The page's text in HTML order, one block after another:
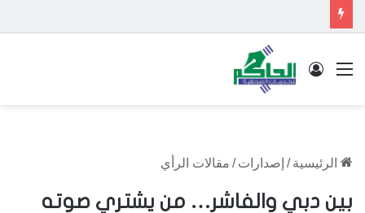
القائمة تسجيل الدخول
الرئيسية / إصدارات / مقالات الرأي
بين دبي والفاشر… من يشتري صوته